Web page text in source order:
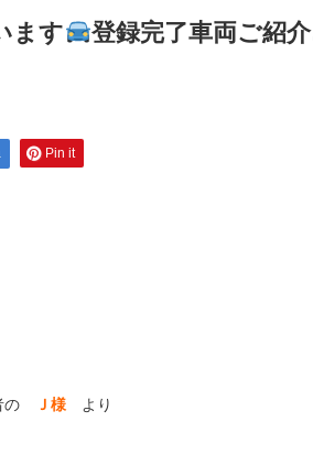
ます 登録完了車両ご紹介
Pin it
の Ｊ様 より